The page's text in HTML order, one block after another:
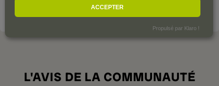
L'AVIS DE LA COMMUNAUTÉ
ACCEPTER
Propulsé par Klaro !